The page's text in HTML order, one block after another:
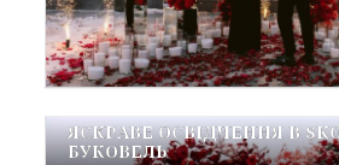
ЯСКРАВЕ ОСВІДЧЕННЯ В
БУКОВЕЛЬ